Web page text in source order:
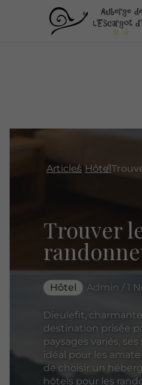
Articles Hôtel
Trouver
Hôtel Admin / 1
Dieulefit,
destination prisée
paysages variés,
idéal pour les
de choisir un
hôtels pour les